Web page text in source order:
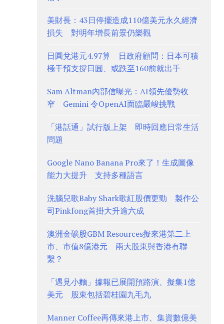
美財長：43日停擺造成110億美元永久經濟
損失 對明年增長前景仍樂觀
日圓兌港元4.97算 日政府顧問：日本可積
極干預支撐日圓、或跌至160前就出手
Sam Altman內部信曝光：AI領先優勢收
窄 Gemini 令OpenAI面臨嚴峻挑戰
「港話通」試行版上架 即時回應日常生活
問題
Google Nano Banana Pro來了！生成圖像
能力大提升 支持多種語言
洗腦兒歌Baby Shark歌紅股價更勁 製作公
司Pinkfong首掛大升逾六成
澳洲金礦股GBM Resources擬來港第二上
市、市值8億港元 兩大股東與香港有聯
繫？
「遇見小麵」據報已展開預路演、擬集1億
美元 股東包括碧桂園九毛九
Manner Coffee再傳來港上市、集資數億美